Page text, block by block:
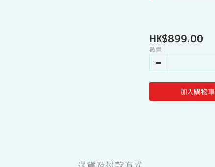
HK$899.00
數量
加入購物車